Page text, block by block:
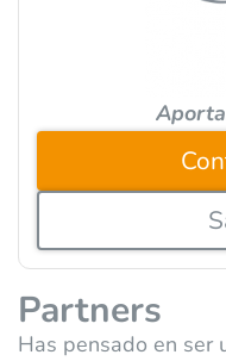
Partners
Has pensado en ser